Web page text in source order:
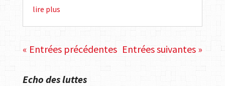
lire plus
« Entrées précédentes Entrées suivantes »
Echo des luttes